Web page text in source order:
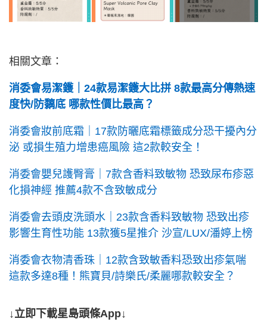
相關文章：
消委會易潔鑊｜24款易潔鑊大比拼 8款最高分傳熱速
度快/防黐底 哪款性價比最高？
消委會妝前底霜｜17款防曬底霜標籤成分恐干擾內分
泌 或損生殖力增患癌風險 這2款較安全！
消委會嬰兒護臀膏｜7款含香料致敏物 恐致尿布疹惡
化損神經 推薦4款不含致敏成分
消委會去頭皮洗頭水｜23款含香料致敏物 恐致出疹
影響生育性功能 13款獲5星推介 沙宣/LUX/潘婷上榜
消委會衣物清香珠｜12款含致敏香料恐致出疹氣喘
這款多達8種！熊寶貝/詩樂氏/柔麗哪款較安全？
↓立即下載星島頭條App↓